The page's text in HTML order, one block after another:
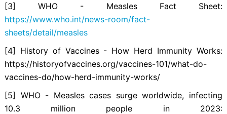
[3] WHO - Measles Fact Sheet:
https://www.who.int/news-room/fact-
sheets/detail/measles
[4] History of Vaccines - How Herd Immunity Works:
https://historyofvaccines.org/vaccines-101/what-do-
vaccines-do/how-herd-immunity-works/
[5] WHO - Measles cases surge worldwide, infecting
10.3 million people in 2023: